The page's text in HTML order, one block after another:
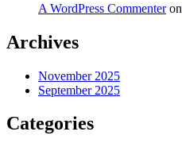
A WordPress Commenteron
Archives
November 2025
September 2025
Categories